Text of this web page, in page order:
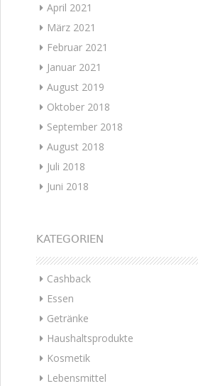
April 2021
März 2021
Februar 2021
Januar 2021
August 2019
Oktober 2018
September 2018
August 2018
Juli 2018
Juni 2018
KATEGORIEN
Cashback
Essen
Getränke
Haushaltsprodukte
Kosmetik
Lebensmittel